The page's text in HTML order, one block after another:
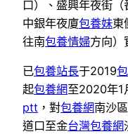
口）、盛興年夜街（
中銀年夜廈包養妹東
往南包養情婦方向）
已包養站長于2019
起包養網至2020年1
ptt ，對包養網南沙
道口至金台灣包養網